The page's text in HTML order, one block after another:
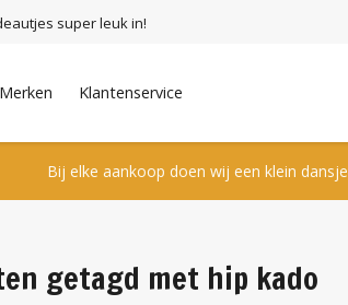
super leuk in!
Merken Klantenservice
Bij elke aankoop doen wij een klein dansje
getagd met hip kado